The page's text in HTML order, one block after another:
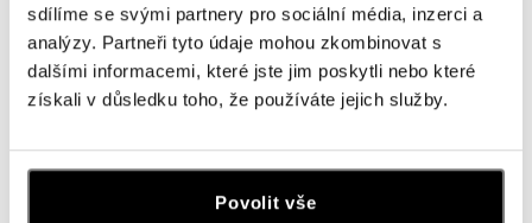
sdílíme se svými partnery pro sociální média, inzerci a
analýzy. Partneři tyto údaje mohou zkombinovat s
dalšími informacemi, které jste jim poskytli nebo které
získali v důsledku toho, že používáte jejich služby.
Povolit vše
Ivanská cesta 16, 821 04 Bratislava
tel.: +421 917 090 372
dnes otvorené od 09:00
Einsteinova 18, 851 01 Bratislava
dnes otvorené od 09:00